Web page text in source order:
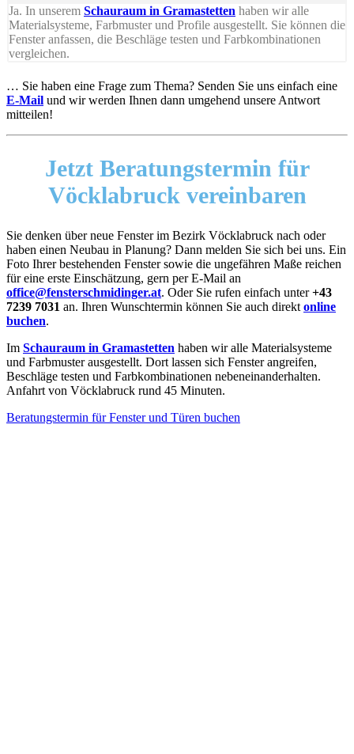
Ja. In unserem Schauraum in Gramastetten haben wir alle
Materialsysteme, Farbmuster und Profile ausgestellt. Sie können die
Fenster anfassen, die Beschläge testen und Farbkombinationen
vergleichen.
… Sie haben eine Frage zum Thema? Senden Sie uns einfach eine
E-Mail und wir werden Ihnen dann umgehend unsere Antwort
mitteilen!
Jetzt Beratungstermin für
Vöcklabruck vereinbaren
Sie denken über neue Fenster im Bezirk Vöcklabruck nach oder
haben einen Neubau in Planung? Dann melden Sie sich bei uns. Ein
Foto Ihrer bestehenden Fenster sowie die ungefähren Maße reichen
für eine erste Einschätzung, gern per E-Mail an
office@fensterschmidinger.at. Oder Sie rufen einfach unter+43
7239 7031 an. Ihren Wunschtermin können Sie auch direkt online
buchen.
Im Schauraum in Gramastetten haben wir alle Materialsysteme
und Farbmuster ausgestellt. Dort lassen sich Fenster angreifen,
Beschläge testen und Farbkombinationen nebeneinanderhalten.
Anfahrt von Vöcklabruck rund 45 Minuten.
Beratungstermin für Fenster und Türen buchen